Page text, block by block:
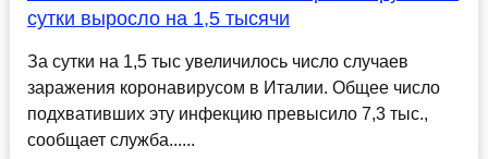
сутки выросло на 1,5 тысячи
За сутки на 1,5 тыс увеличилось число случаев
заражения коронавирусом в Италии. Общее число
подхвативших эту инфекцию превысило 7,3 тыс.,
сообщает служба......